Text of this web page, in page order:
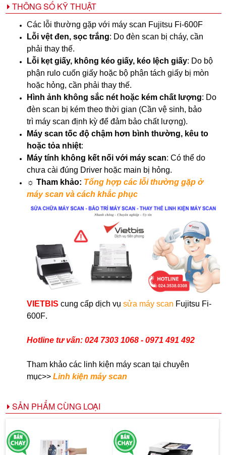
THÔNG SỐ KỸ THUẬT
Các lỗi thường gặp với máy scan Fujitsu Fi-600F
Lỗi vệt đen, sọc trắng: Do đèn scan bị cháy, cần
phải thay thế.
Lỗi kẹt giấy, không kéo giấy, kéo lệch giấy: Do bộ
phận rulo cuốn giấy hoặc bộ phận tách giấy bị mòn
hoặc hỏng, cần phải thay thế.
Hình ảnh không sắc nét hoặc kém chất lượng: Do
đèn scan bị kém theo thời gian (Cần vệ sinh, bảo
trì máy scan định kỳ để đảm bảo chất lượng).
Máy scan tốc độ chậm hơn bình thường, kêu to
hoặc tỏa nhiệt:
Máy tính không kết nối với máy scan: Có thể do
chưa cài đúng Driver hoặc main bị hỏng.
☼ Tham khảo: Tổng hợp các lỗi thường gặp ở
máy scan và cách khắc phục
VIETBIS cung cấp dịch vụ sửa máy scan Fujitsu Fi-
600F.
Hotline tư vấn: 024 7303 1068 - 0971 491 492
Tham khảo các linh kiện máy scan tại chuyên
mục>> Linh kiện máy scan
SẢN PHẨM CÙNG LOẠI